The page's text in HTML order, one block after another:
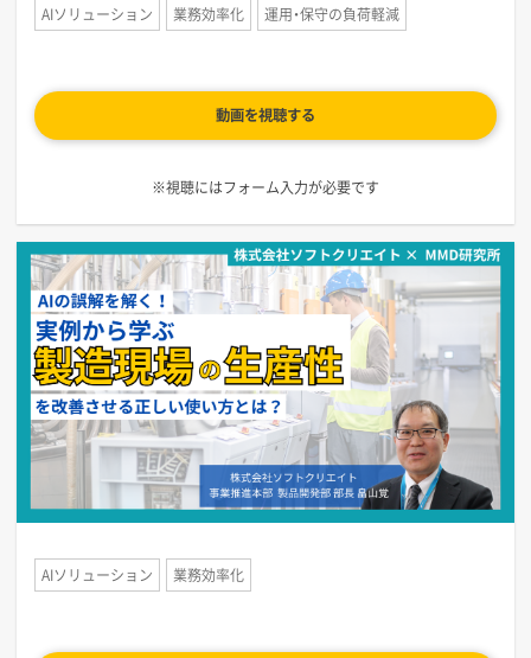
AIソリューション 業務効率化 運用・保守の負荷軽減
動画を視聴する
※視聴にはフォーム入力が必要です
AIソリューション 業務効率化